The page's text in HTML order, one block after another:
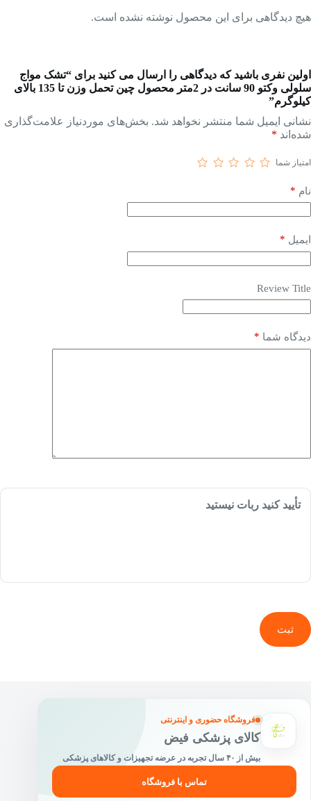
هیچ دیدگاهی برای این محصول نوشته نشده است.
اولین نفری باشید که دیدگاهی را ارسال می کنید برای “تشک مواج
سلولی وکتو 90 سانت در 2متر محصول چین تحمل وزن تا 135 بالای
کیلوگرم”
نشانی ایمیل شما منتشر نخواهد شد. بخش‌های موردنیاز علامت‌گذاری
شده‌اند *
امتیاز شما
نام *
ایمیل *
Review Title
دیدگاه شما *
تأیید کنید ربات نیستید
ثبت
فروشگاه حضوری و اینترنتی
کالای پزشکی فیض
بیش از ۴۰ سال تجربه در عرضه تجهیزات و کالاهای پزشکی
تماس با فروشگاه